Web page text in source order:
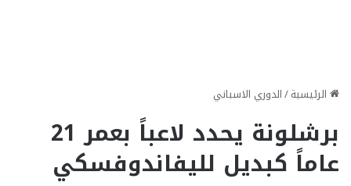
الرئيسية/الدوري الاسباني
برشلونة يحدد لاعباً بعمر 21
عاماً كبديل لليفاندوفسكي